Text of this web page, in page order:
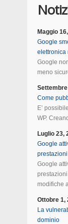
Maggio
Google
elettronica
Google
meno
Come
E’
WP.
Luglio 23,
Google
Google
modifiche
Ottobre 1,
La
dominio